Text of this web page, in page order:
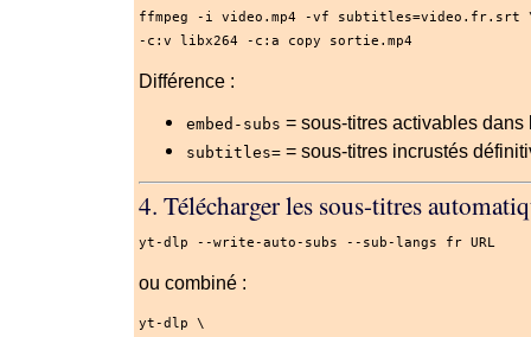
ffmpeg -i video.mp4 -vf subtitles=video.fr.srt
-c :v libx264 -c :a copy sortie.mp4
Différence :
embed-subs = sous-titres activables dans
subtitles= = sous-titres incrustés
4. Télécharger les sous-titres
yt-dlp --write-auto-subs --sub-langs fr URL
ou combiné :
yt-dlp \